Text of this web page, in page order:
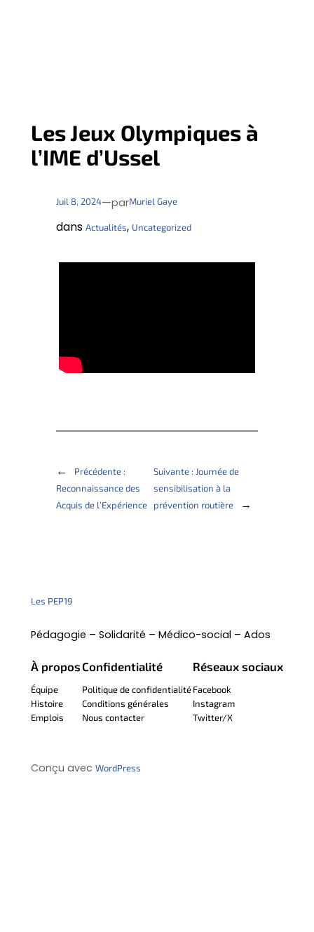
Les Jeux Olympiques à
l’IME d’Ussel
Juil 8, 2024—parMuriel Gaye
dans Actualités, Uncategorized
←
Précédente :
Reconnaissance des
Acquis de l’Expérience
Suivante :Journée de
sensibilisation à la
prévention routière
→
Les PEP19
Pédagogie – Solidarité – Médico-social – Ados
À propos
Équipe
Histoire
Emplois
Confidentialité
Politique de confidentialité
Conditions générales
Nous contacter
Réseaux sociaux
Facebook
Instagram
Twitter/X
Conçu avec WordPress